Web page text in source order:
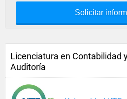
Solicitar
Licenciatura en Contabilidad
Auditoría